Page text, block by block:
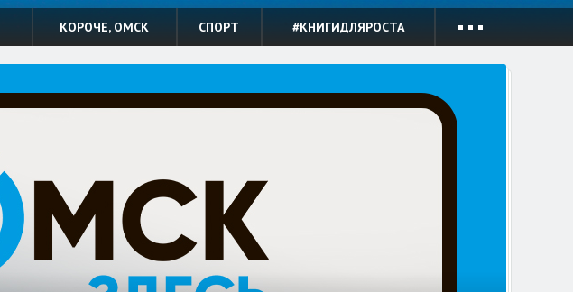
КОРОЧЕ, ОМСК СПОРТ #КНИГИДЛЯРОСТА